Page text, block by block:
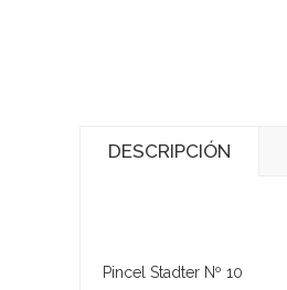
DESCRIPCIÓN
Pincel Stadter Nº 10